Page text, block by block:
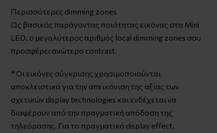
Περισσότερες dimming zones
Ως βασικός παράγοντας ποιότητας εικόνας στα Mini
LED, ο μεγαλύτερος αριθμός local dimming zones σου
προσφέρει ανώτερο contrast.
* Οι εικόνες σύγκρισης χρησιμοποιούνται
αποκλειστικά για την απεικόνιση της αξίας των
σχετικών display technologies και ενδέχεται να
διαφέρουν από την πραγματική απόδοση της
τηλεόρασης. Για το πραγματικό display effect,